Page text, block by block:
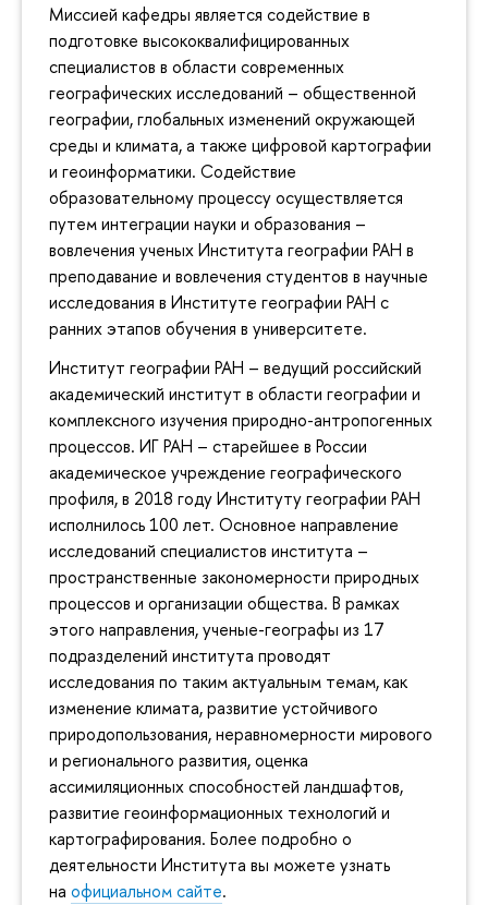
Миссией кафедры является содействие в
подготовке высококвалифицированных
специалистов в области современных
географических исследований – общественной
географии, глобальных изменений окружающей
среды и климата, а также цифровой картографии
и геоинформатики. Содействие
образовательному процессу осуществляется
путем интеграции науки и образования –
вовлечения ученых Института географии РАН в
преподавание и вовлечения студентов в научные
исследования в Институте географии РАН с
ранних этапов обучения в университете.
Институт географии РАН – ведущий российский
академический институт в области географии и
комплексного изучения природно-антропогенных
процессов. ИГ РАН – старейшее в России
академическое учреждение географического
профиля, в 2018 году Институту географии РАН
исполнилось 100 лет. Основное направление
исследований специалистов института –
пространственные закономерности природных
процессов и организации общества. В рамках
этого направления, ученые-географы из 17
подразделений института проводят
исследования по таким актуальным темам, как
изменение климата, развитие устойчивого
природопользования, неравномерности мирового
и регионального развития, оценка
ассимиляционных способностей ландшафтов,
развитие геоинформационных технологий и
картографирования. Более подробно о
деятельности Института вы можете узнать
на официальном сайте.